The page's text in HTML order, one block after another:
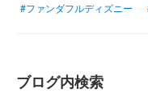
#ファンダフルディズニー
ブログ内検索